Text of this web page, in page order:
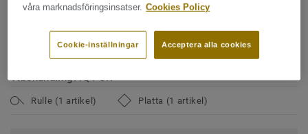
Bindemedelsinnehåll:Type I
Klassificering för kommersiell miljö:34 Mycket hög trafik
Ytbehandling:iQ PUR
Rulle (1 artikel) Platta (1 artikel)
våra marknadsföringsinsatser. Cookies Policy
Acceptera alla cookies
Cookie-inställningar